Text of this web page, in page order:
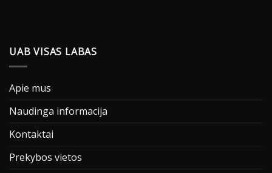
UAB VISAS LABAS
Apie mus
Naudinga informacija
Kontaktai
Prekybos vietos